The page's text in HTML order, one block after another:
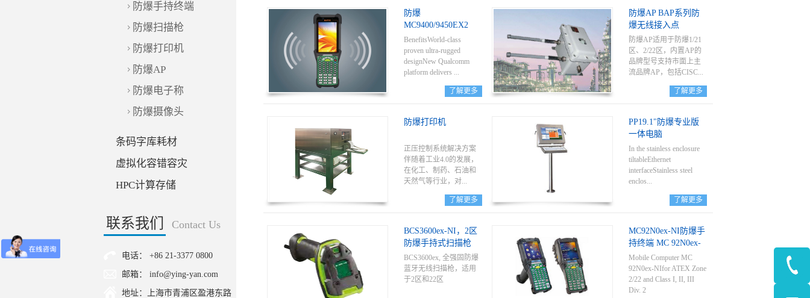
防爆手持终端
防爆扫描枪
防爆打印机
防爆AP
防爆电子称
防爆摄像头
条码字库耗材
虚拟化容错容灾
HPC计算存储
联系我们 Contact Us
电话： +86 21-3377 0800
邮箱： info@ying-yan.com
地址：上海市青浦区盈港东路
防爆
MC9400/9450EX2
Mobile Computer
BenefitsWorld-class
proven ultra-rugged
designNew Qualcomm
platform delivers ...
power and support to
Android 18Latest in
Wi-Fi 6E and 5G (data
only)Unmatched scanning
performance with up to
30.5m reading rangeNew
了解更多
防爆AP BAP系列防
爆无线接入点
防爆AP适用于防爆1/21
区、2/22区，内置AP的
品牌型号支持市面上主
流品牌AP，包括CISC...
Moxa、HUAWEI、H3C
等
了解更多
防爆打印机
正压控制系统解决方案
伴随着工业4.0的发展，
在化工、制药、石油和
天然气等行业，对...
险气体、危险粉尘的潜
在爆炸型环境中，生
产、仓储、物流的测
量、记录、控制、追
溯、管理和可视化等环
了解更多
PP19.1"防爆专业版
一体电脑
In the stainless enclosure
tiltableEthernet
interfaceStainless steel
enclos...
colour display Direct
linkage in hazardous
areasOptional touch
screenOptional WLAN
了解更多
BCS3600ex-NI，2区
防爆手持式扫描枪
BCS3600ex, 全强固防爆
蓝牙无线扫描枪，适用
于2区和22区
MC92N0ex-NI防爆手
持终端 MC 92N0ex-
NI for ATEX Zone
2/22 and Class I, II,
III Div. 2
Mobile Computer MC
92N0ex-NIfor ATEX Zone
2/22 and Class I, II, III
Div. 2